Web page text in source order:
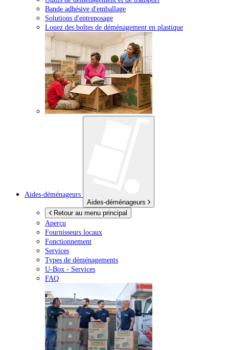
Bande adhésive d'emballage
Solutions d'entreposage
Louez des boîtes de déménagement en plastique
Aides-déménageurs
Aides-déménageurs
Retour au menu principal
Aperçu
Fournisseurs locaux
Fonctionnement
Services
Types de déménagements
U-Box - Services
FAQ